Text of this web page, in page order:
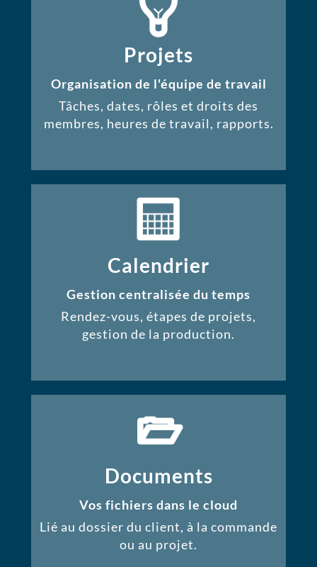
Projets
Organisation de l'équipe de travail
Tâches, dates, rôles et droits des
membres, heures de travail, rapports.
Calendrier
Gestion centralisée du temps
Rendez-vous, étapes de projets,
gestion de la production.
Documents
Vos fichiers dans le cloud
Lié au dossier du client, à la commande
ou au projet.